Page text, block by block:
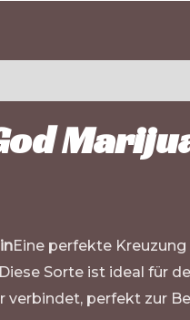
Eine perfekte
Sorte ist ideal für
perfekt zur